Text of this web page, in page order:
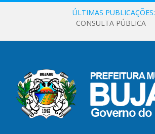
ÚLTIMAS PUBLICAÇÕES:
CONSULTA PÚBLICA